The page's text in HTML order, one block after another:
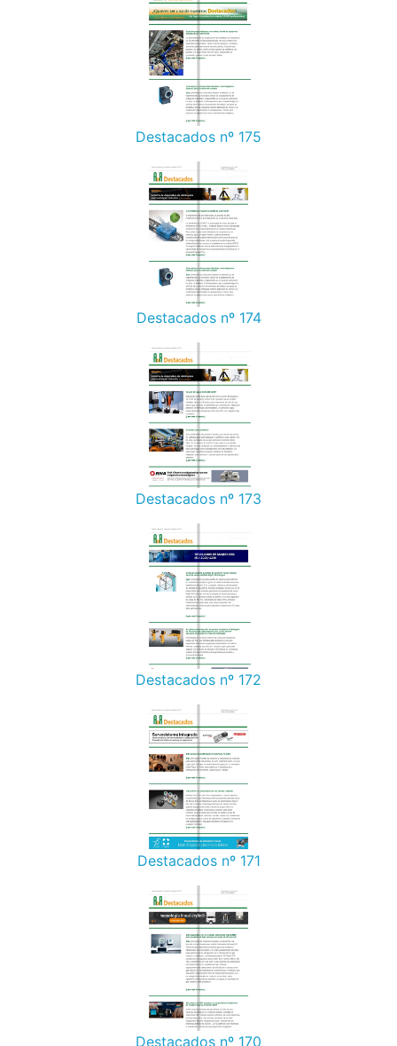
Destacados nº 175
Destacados nº 174
Destacados nº 173
Destacados nº 172
Destacados nº 171
Destacados nº 170